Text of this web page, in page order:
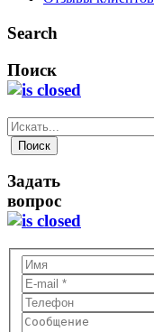
Search
Поиск
Задать
вопрос